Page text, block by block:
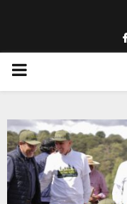
PRIMARY